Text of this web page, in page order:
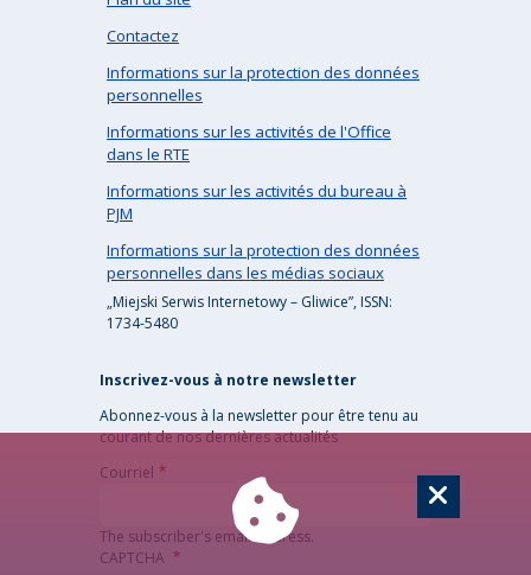
Contactez
Informations sur la protection des données
personnelles
Informations sur les activités de l'Office
dans le RTE
Informations sur les activités du bureau à
PJM
Informations sur la protection des données
personnelles dans les médias sociaux
„Miejski Serwis Internetowy – Gliwice”, ISSN:
1734-5480
Inscrivez-vous à notre newsletter
Abonnez-vous à la newsletter pour être tenu au
courant de nos dernières actualités
Courriel
The subscriber's email address.
CAPTCHA